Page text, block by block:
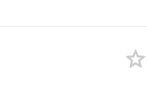
いて法的
通しを立
導くお手